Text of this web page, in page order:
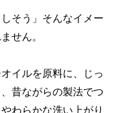
そう」そんなイメー
せん。
イルを原料に、じっ
昔ながらの製法でつ
わらかな洗い上がり